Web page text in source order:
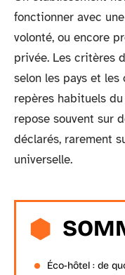
fonctionner avec
volonté, ou encore
privée. Les critères
selon les pays et les
repères habituels
repose souvent sur
déclarés, rarement
universelle.
Éco-hôtel : de